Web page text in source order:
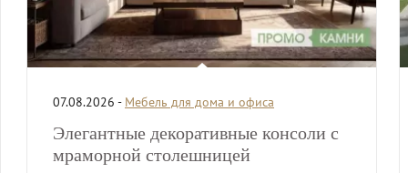
07.08.2026 - Мебель для дома и офиса
Элегантные декоративные консоли с
мраморной столешницей